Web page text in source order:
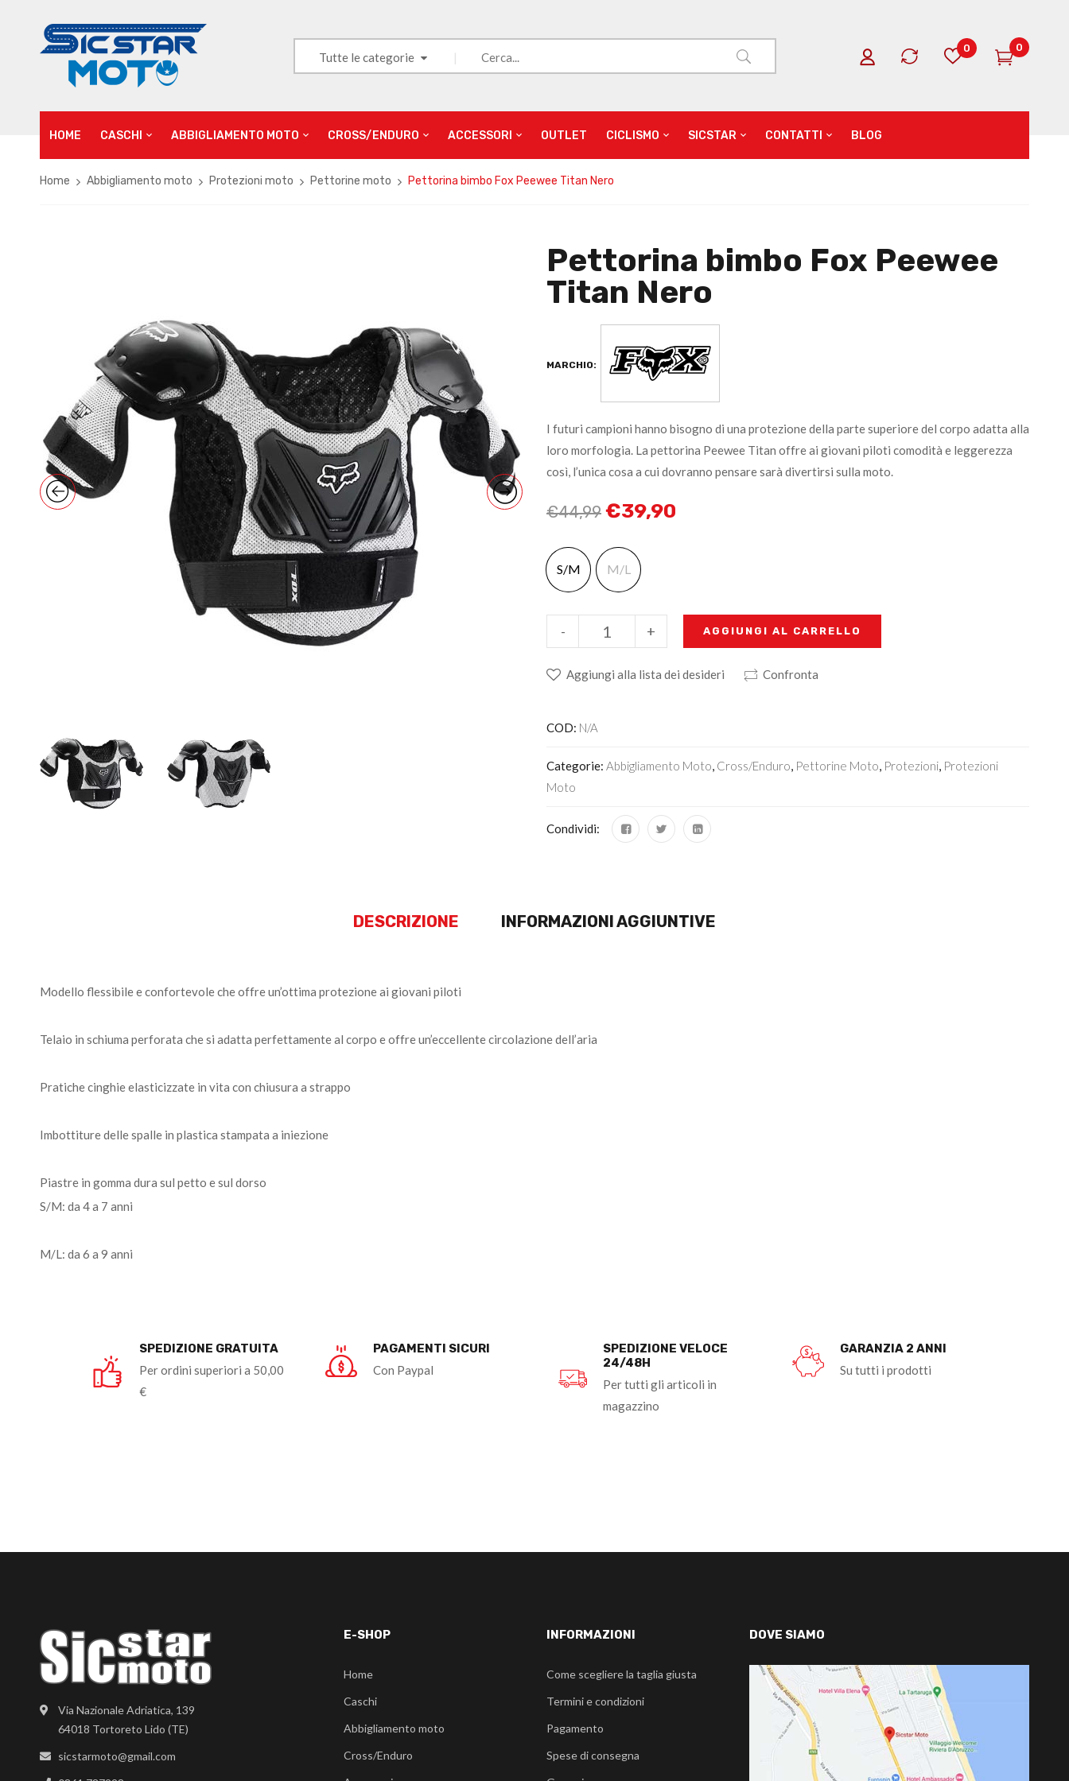
Tutte le categorie
0 0
HOME CASCHI ABBIGLIAMENTO MOTO CROSS/ENDURO ACCESSORI OUTLET CICLISMO SICSTAR CONTATTI BLOG
Home Abbigliamento moto Protezioni moto Pettorine moto Pettorina bimbo Fox Peewee Titan Nero
Pettorina bimbo Fox Peewee
Titan Nero
MARCHIO:
I futuri campioni hanno bisogno di una protezione della parte superiore del corpo adatta alla
loro morfologia. La pettorina Peewee Titan offre ai giovani piloti comodità e leggerezza
così, l’unica cosa a cui dovranno pensare sarà divertirsi sulla moto.
€44,99 €39,90
S/M M/L
+
- AGGIUNGI AL CARRELLO
Aggiungi alla lista dei desideri Confronta
COD: N/A
Categorie: Abbigliamento Moto Cross/Enduro Pettorine Moto Protezioni Protezioni
Moto
Condividi:
DESCRIZIONE INFORMAZIONI AGGIUNTIVE
Modello flessibile e confortevole che offre un’ottima protezione ai giovani piloti
Telaio in schiuma perforata che si adatta perfettamente al corpo e offre un’eccellente circolazione dell’aria
Pratiche cinghie elasticizzate in vita con chiusura a strappo
Imbottiture delle spalle in plastica stampata a iniezione
Piastre in gomma dura sul petto e sul dorso
S/M: da 4 a 7 anni
M/L: da 6 a 9 anni
SPEDIZIONE GRATUITA
Per ordini superiori a 50,00
€
PAGAMENTI SICURI
Con Paypal
SPEDIZIONE VELOCE
24/48H
Per tutti gli articoli in
magazzino
GARANZIA 2 ANNI
Su tutti i prodotti
Via Nazionale Adriatica, 139
64018 Tortoreto Lido (TE)
sicstarmoto@gmail.com
E-SHOP
Home
Caschi
Abbigliamento moto
Cross/Enduro
INFORMAZIONI
Come scegliere la taglia giusta
Termini e condizioni
Pagamento
Spese di consegna
DOVE SIAMO